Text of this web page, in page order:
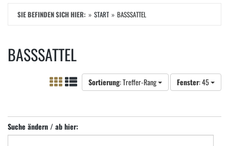
SIE BEFINDEN SICH HIER: START BASSSATTEL
BASSSATTEL
Sortierung: Treffer-Rang Fenster: 45
Suche ändern / ab hier: